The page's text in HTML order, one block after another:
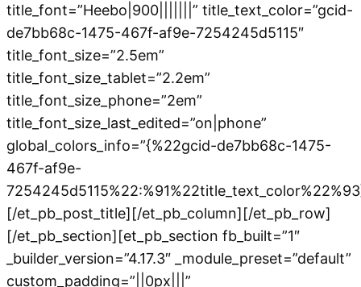
title_font=”Heebo|900|||||||” title_text_color=”gcid-
de7bb68c-1475-467f-af9e-7254245d5115″
title_font_size=”2.5em”
title_font_size_tablet=”2.2em”
title_font_size_phone=”2em”
title_font_size_last_edited=”on|phone”
global_colors_info=”{%22gcid-de7bb68c-1475-
467f-af9e-
[/et_pb_post_title][/et_pb_column][/et_pb_row]
[/et_pb_section][et_pb_section fb_built=”1″
_builder_version=”4.17.3″ _module_preset=”default”
custom_padding=”||0px|||”